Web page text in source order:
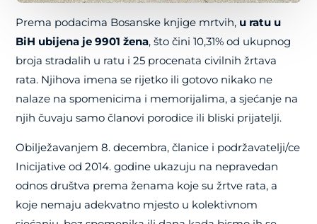
Prema podacima Bosanske knjige mrtvih, u ratu u
BiH ubijena je 9901 žena, što čini 10,31% od ukupnog
broja stradalih u ratu i 25 procenata civilnih žrtava
rata. Njihova imena se rijetko ili gotovo nikako ne
nalaze na spomenicima i memorijalima, a sjećanje na
njih čuvaju samo članovi porodice ili bliski prijatelji.
Obilježavanjem 8. decembra, članice i podržavatelji/ce
Inicijative od 2014. godine ukazuju na nepravedan
odnos društva prema ženama koje su žrtve rata, a
koje nemaju adekvatno mjesto u kolektivnom